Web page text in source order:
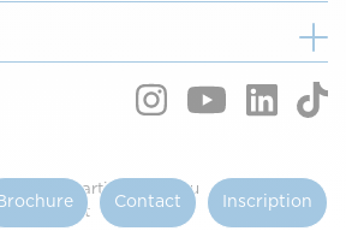
Contact Inscription
fait partie du réseau